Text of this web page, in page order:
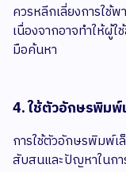
ควรหลีกเลี่ยงการใช้
เนื่องจากอาจทำให้ผู้
มือค้นหา​
4. ใช้ตัวอักษรพิมพ์
การใช้ตัวอักษรพิมพ์เ
สับสนและปัญหาในกา